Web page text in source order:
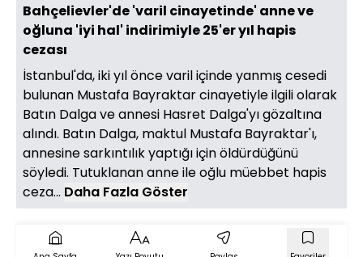
Bahçelievler'de 'varil cinayetinde' anne ve
oğluna 'iyi hal' indirimiyle 25'er yıl hapis
cezası
İstanbul'da, iki yıl önce varil içinde yanmış cesedi
bulunan Mustafa Bayraktar cinayetiyle ilgili olarak
Batın Dalga ve annesi Hasret Dalga'yı gözaltına
alındı. Batın Dalga, maktul Mustafa Bayraktar'ı,
annesine sarkıntılık yaptığı için öldürdüğünü
söyledi. Tutuklanan anne ile oğlu müebbet hapis
ceza... Daha Fazla Göster